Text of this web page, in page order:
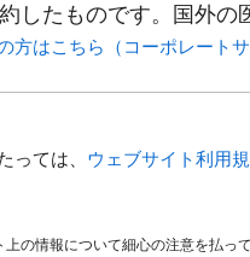
したものです。国外の
方はこちら（コーポレートサ
っては、 ウェブサイト利用
の情報について細心の注意を払